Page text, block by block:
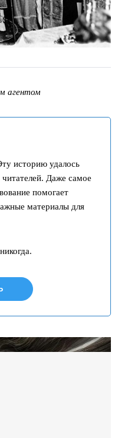
агентом
историю удалось
читателей. Даже самое
помогает
материалы для